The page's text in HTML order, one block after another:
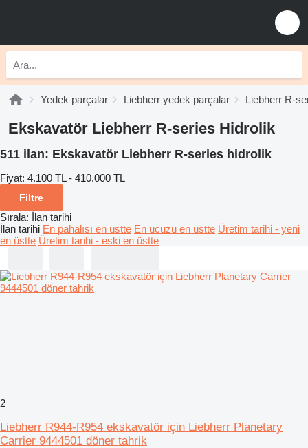
Yedek parçalar Liebherr yedek parçalar Liebherr R-
Ekskavatör Liebherr R-series Hidrolik
511 ilan: Ekskavatör Liebherr R-series hidrolik
Fiyat: 4.100 TL - 410.000 TL
Filtre
Sırala: İlan tarihi
İlan tarihi En pahalısı en üstte En ucuzu en üstte Üretim tarihi - yeni
en üstte Üretim tarihi - eski en üstte
2
Liebherr R944-R954 ekskavatör için Liebherr Planetary
Carrier 9444501 döner tahrik